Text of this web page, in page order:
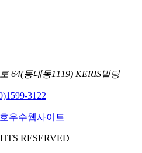
64(동내동1119) KERIS빌딩
1599-3122
RESERVED